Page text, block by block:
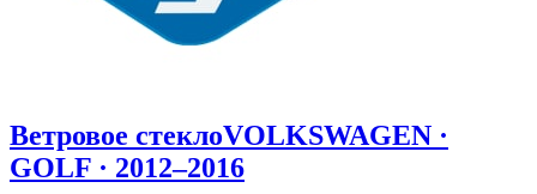
Ветровое стеклоVOLKSWAGEN ·
GOLF · 2012–2016